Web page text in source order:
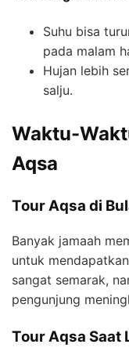
Suhu bisa
pada malam
Hujan lebih
salju.
Waktu-
Aqsa
Tour Aqsa di
Banyak jamaah
untuk
sangat semarak,
pengunjung
Tour Aqsa Saat